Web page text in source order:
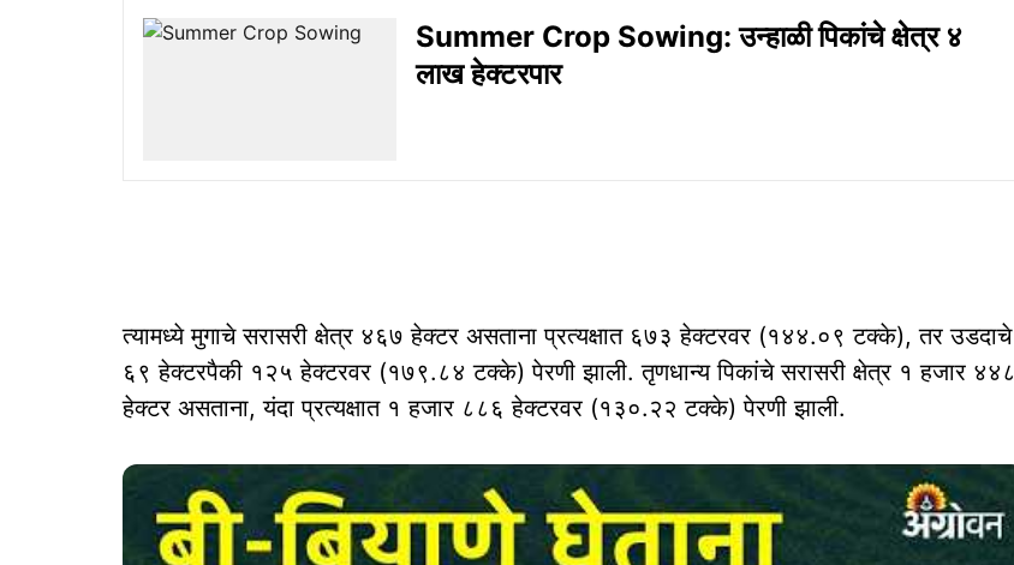
Summer Crop Sowing: उन्हाळी पिकांचे क्षेत्र ४
लाख हेक्टरपार
त्यामध्ये मुगाचे सरासरी क्षेत्र ४६७ हेक्टर असताना प्रत्यक्षात ६७३ हेक्टरवर (१४४.०९ टक्के), तर उडदाचे
६९ हेक्टरपैकी १२५ हेक्टरवर (१७९.८४ टक्के) पेरणी झाली. तृणधान्य पिकांचे सरासरी क्षेत्र १ हजार ४४८
हेक्टर असताना, यंदा प्रत्यक्षात १ हजार ८८६ हेक्टरवर (१३०.२२ टक्के) पेरणी झाली.